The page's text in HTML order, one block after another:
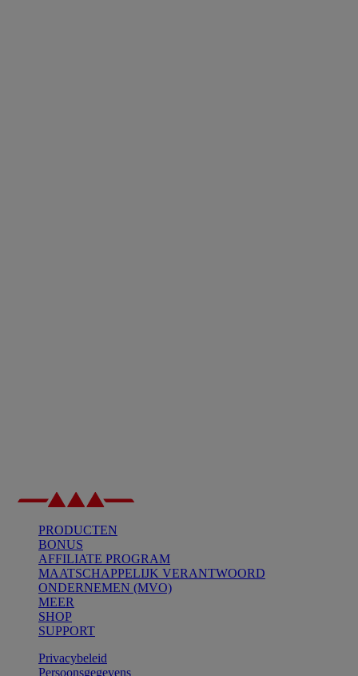
PRODUCTEN
BONUS
AFFILIATE PROGRAM
MAATSCHAPPELIJK VERANTWOORD
ONDERNEMEN (MVO)
MEER
SHOP
SUPPORT
Privacybeleid
Persoonsgegevens